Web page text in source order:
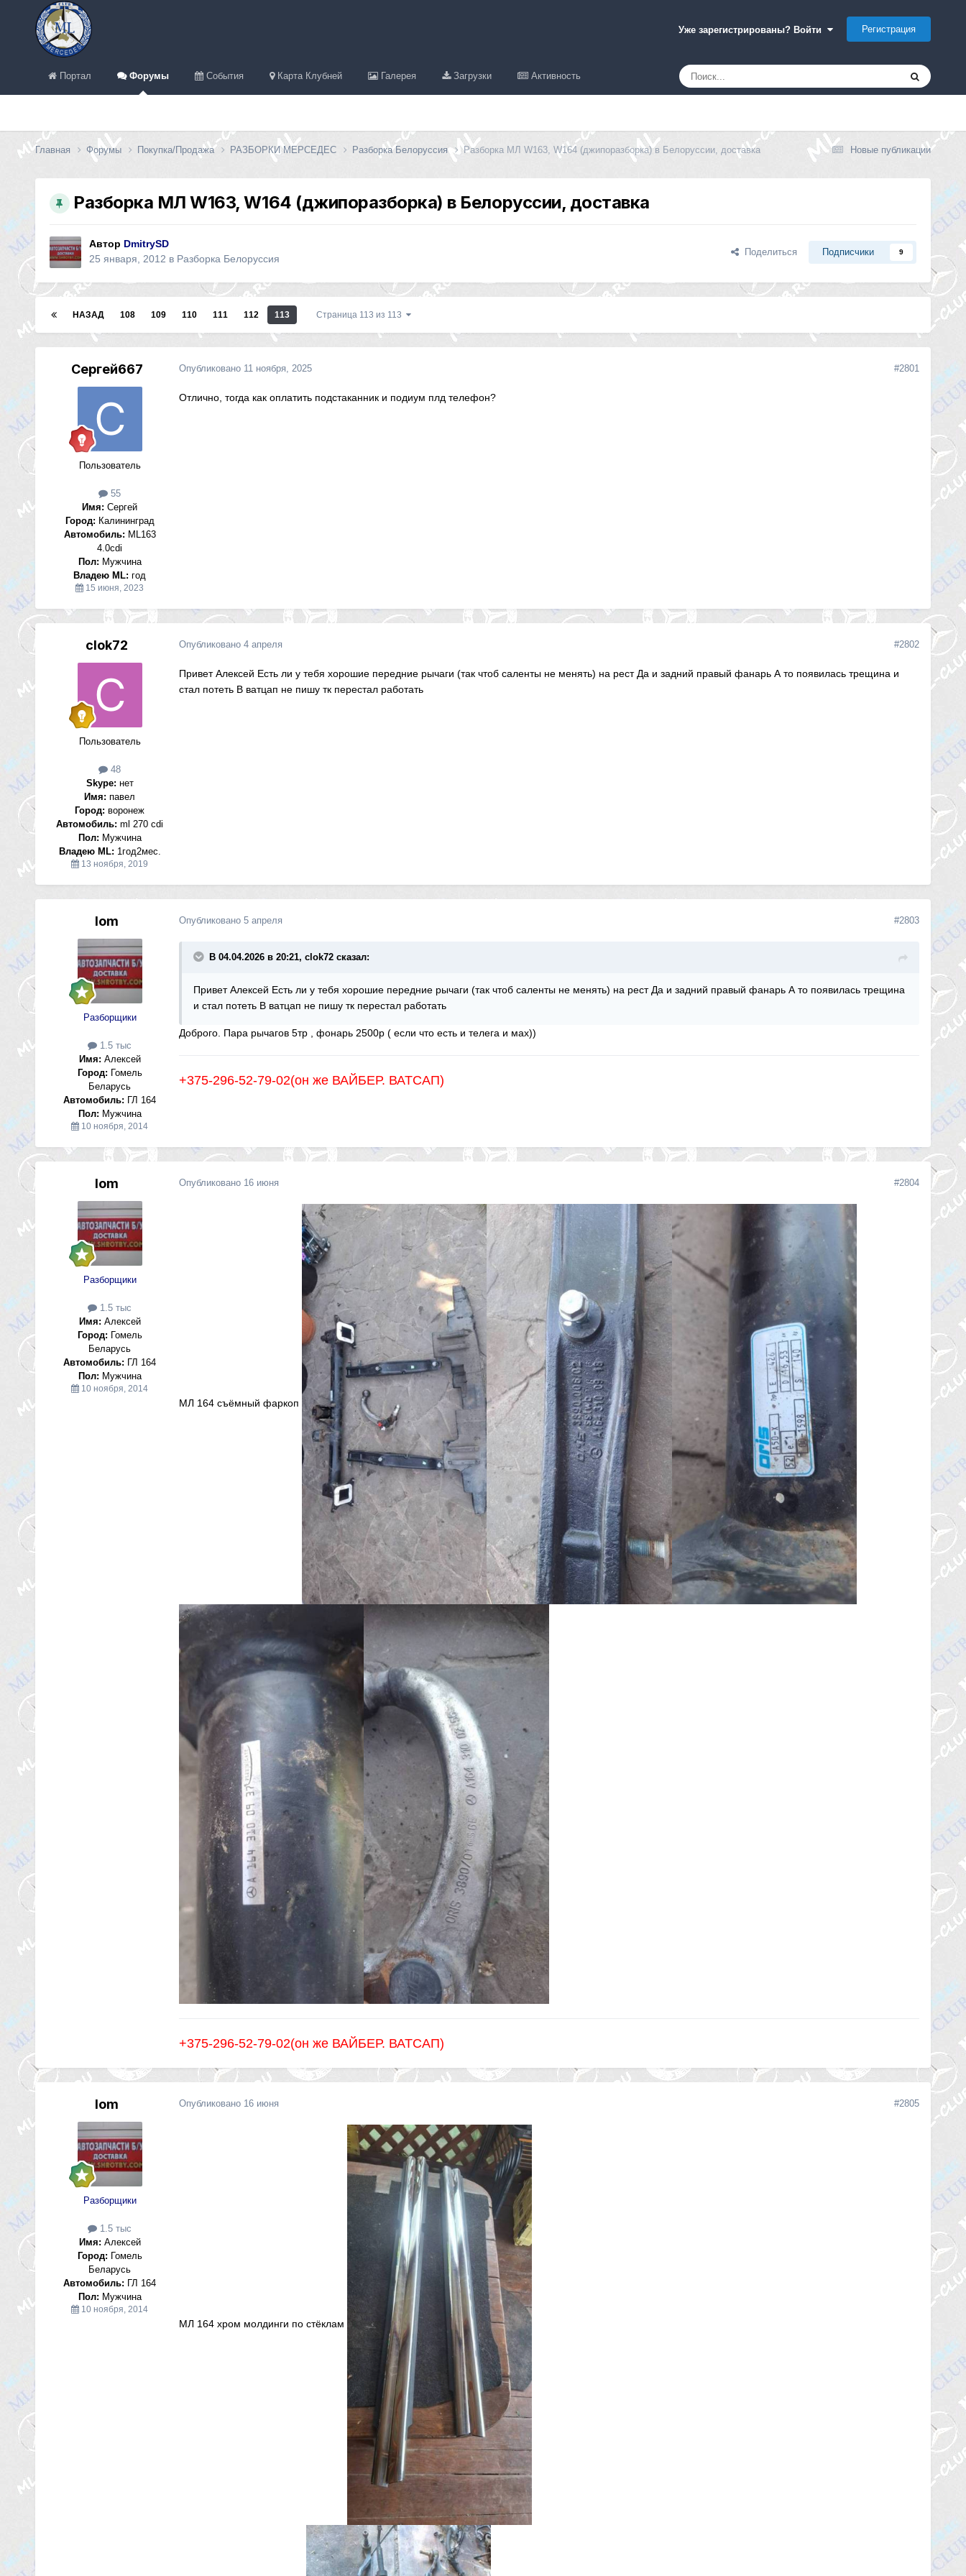
Уже зарегистрированы? Войти Регистрация
Портал Форумы События Карта Клубней Галерея Загрузки Активность
Новые публикации
Главная Форумы Покупка/Продажа РАЗБОРКИ МЕРСЕДЕС Разборка Белоруссия Разборка МЛ W163, W164 (джипоразборка) в Белоруссии, доставка
Разборка МЛ W163, W164 (джипоразборка) в Белоруссии, доставка
Автор DmitrySD
25 января, 2012 в Разборка Белоруссия
Поделиться Подписчики 9
НАЗАД 108 109 110 111 112 113 Страница 113 из 113
Сергей667
Пользователь
55
Имя: Сергей
Город: Калининград
Автомобиль: ML163
4.0cdi
Пол: Мужчина
Владею ML: год
15 июня, 2023
#2801
Опубликовано 11 ноября, 2025
Отлично, тогда как оплатить подстаканник и подиум плд телефон?
clok72
Пользователь
48
Skype: нет
Имя: павел
Город: воронеж
Автомобиль: ml 270 cdi
Пол: Мужчина
Владею ML: 1год2мес.
13 ноября, 2019
#2802
Опубликовано 4 апреля
Привет Алексей Есть ли у тебя хорошие передние рычаги (так чтоб саленты не менять) на рест Да и задний правый фанарь А то появилась трещина и
стал потеть В ватцап не пишу тк перестал работать
lom
Разборщики
1.5 тыс
Имя: Алексей
Город: Гомель
Беларусь
Автомобиль: ГЛ 164
Пол: Мужчина
10 ноября, 2014
#2803
Опубликовано 5 апреля
В 04.04.2026 в 20:21, clok72 сказал:
Привет Алексей Есть ли у тебя хорошие передние рычаги (так чтоб саленты не менять) на рест Да и задний правый фанарь А то появилась трещина
и стал потеть В ватцап не пишу тк перестал работать
Доброго. Пара рычагов 5тр , фонарь 2500р ( если что есть и телега и мах))
+375-296-52-79-02(он же ВАЙБЕР. ВАТСАП)
lom
Разборщики
1.5 тыс
Имя: Алексей
Город: Гомель
Беларусь
Автомобиль: ГЛ 164
Пол: Мужчина
10 ноября, 2014
#2804
Опубликовано 16 июня
МЛ 164 съёмный фаркоп
+375-296-52-79-02(он же ВАЙБЕР. ВАТСАП)
lom
Разборщики
1.5 тыс
Имя: Алексей
Город: Гомель
Беларусь
Автомобиль: ГЛ 164
Пол: Мужчина
10 ноября, 2014
#2805
Опубликовано 16 июня
МЛ 164 хром молдинги по стёклам